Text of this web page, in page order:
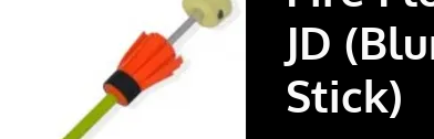
JD
Stick)